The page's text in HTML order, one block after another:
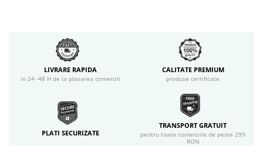
LIVRARE RAPIDA
in 24 -48 H de la plasarea comenzii
CALITATE PREMIUM
produse certificate
PLATI SECURIZATE
TRANSPORT GRATUIT
pentru toate comenzile de peste 299
RON